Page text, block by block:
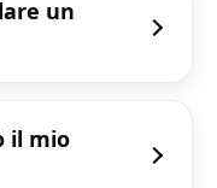
un
il mio